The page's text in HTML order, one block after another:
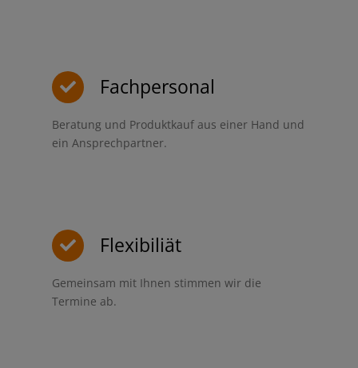
Fachpersonal
Beratung und Produktkauf aus einer Hand und
ein Ansprechpartner.
Flexibiliät
Gemeinsam mit Ihnen stimmen wir die
Termine ab.